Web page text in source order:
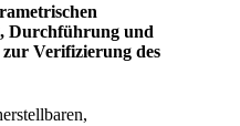
Durchführung und
Verifizierung des